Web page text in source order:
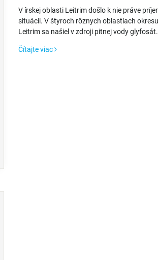
V írskej oblasti Leitrim došlo k nie práve
situácii. V štyroch rôznych oblastiach okresu
Leitrim sa našiel v zdroji pitnej vody glyfosát.
Round Up.
Čítajte viac